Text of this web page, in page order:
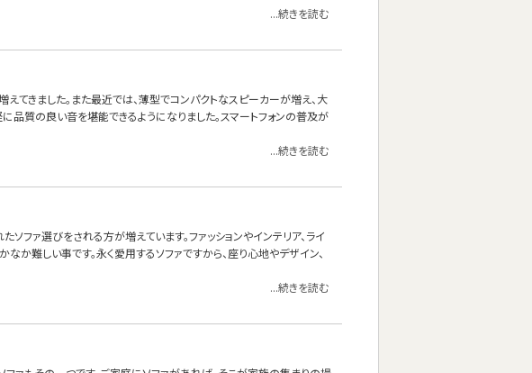
...続きを読む
てきました。また最近では、薄型でコンパクトなスピーカーが増え、大
品質の良い音を堪能できるようになりました。スマートフォンの普及が
...続きを読む
ファ選びをされる方が増えています。ファッションやインテリア、ライ
か難しい事です。永く愛用するソファですから、座り心地やデザイン、
...続きを読む